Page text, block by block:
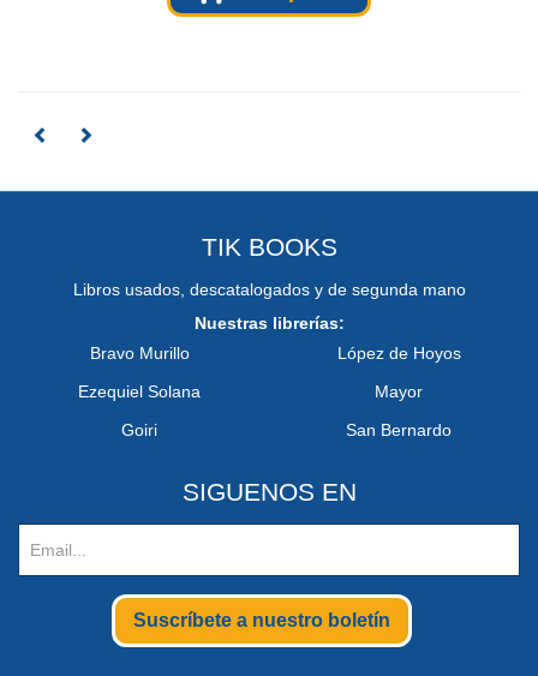
TIK BOOKS
Libros usados, descatalogados y de segunda mano
Nuestras librerías:
Bravo Murillo
Ezequiel Solana
Goiri
López de Hoyos
Mayor
San Bernardo
SIGUENOS EN
Suscríbete a nuestro boletín